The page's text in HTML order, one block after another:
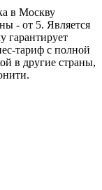
в Москву
- от 5. Является
гарантирует
тариф с полной
в другие страны,